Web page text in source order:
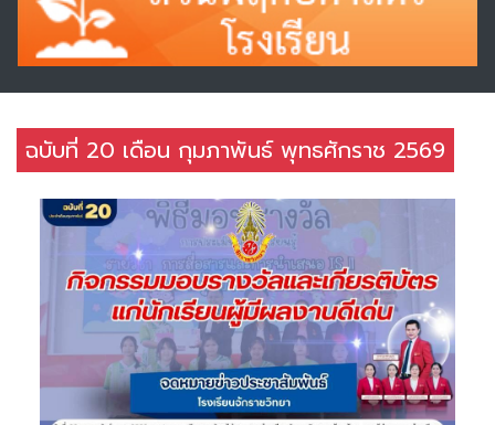
ฉบับที่ 20 เดือน กุมภาพันธ์ พุทธศักราช 2569